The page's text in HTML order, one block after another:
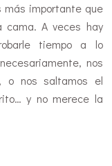
más importante que
cama. A veces hay
tiempo a lo
nos
o nos saltamos el
y no merece la